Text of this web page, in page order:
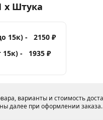
x Штука
15к) -
2150 ₽
15к) -
1935 ₽
варианты и стоимость
далее при оформлении заказа.